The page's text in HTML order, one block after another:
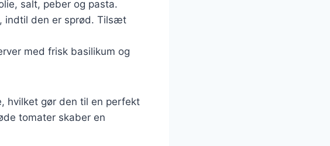
salt, peber og pasta.
indtil den er sprød. Tilsæt
med frisk basilikum og
hvilket gør den til en perfekt
tomater skaber en